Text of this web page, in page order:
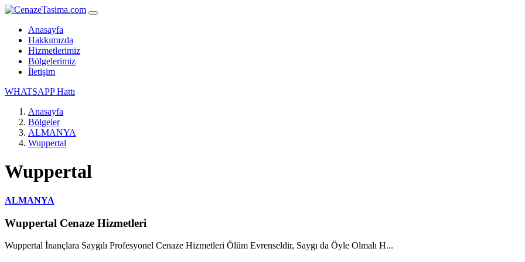
Anasayfa
Hakkımızda
Hizmetlerimiz
Bölgelerimiz
İletişim
WHATSAPP Hattı
Anasayfa
Bölgeler
ALMANYA
Wuppertal
Wuppertal
ALMANYA
Wuppertal Cenaze Hizmetleri
Wuppertal İnançlara Saygılı Profesyonel Cenaze Hizmetleri Ölüm Evrenseldir, Saygı da Öyle Olmalı H...